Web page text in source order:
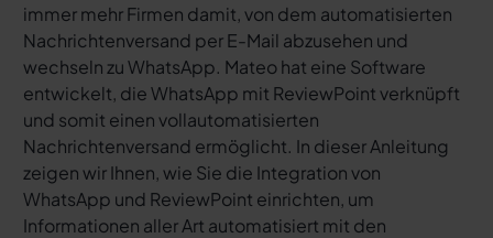
immer mehr Firmen damit, von dem automatisierten
Nachrichtenversand per E-Mail abzusehen und
wechseln zu WhatsApp. Mateo hat eine Software
entwickelt, die WhatsApp mit ReviewPoint verknüpft
und somit einen vollautomatisierten
Nachrichtenversand ermöglicht. In dieser Anleitung
zeigen wir Ihnen, wie Sie die Integration von
WhatsApp und ReviewPoint einrichten, um
Informationen aller Art automatisiert mit den